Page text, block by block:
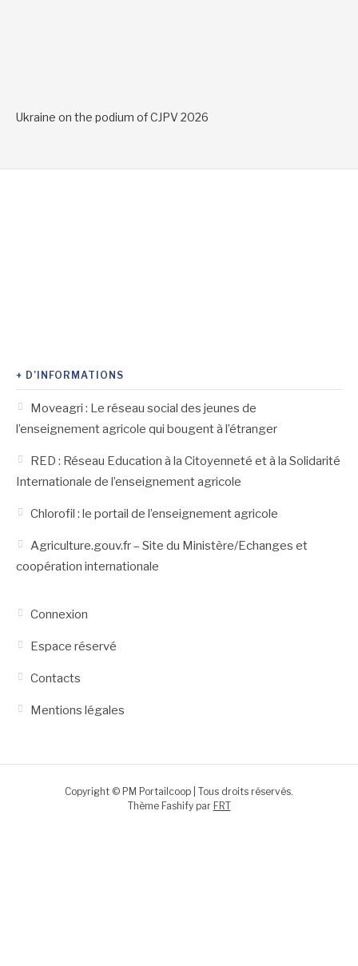
Ukraine on the podium of CJPV 2026
+ D’INFORMATIONS
Moveagri : Le réseau social des jeunes de
l’enseignement agricole qui bougent à l’étranger
RED : Réseau Education à la Citoyenneté et à la Solidarité
Internationale de l’enseignement agricole
Chlorofil : le portail de l’enseignement agricole
Agriculture.gouv.fr – Site du Ministère/Echanges et
coopération internationale
Connexion
Espace réservé
Contacts
Mentions légales
Copyright © PM Portailcoop | Tous droits réservés.
Thème Fashify par FRT